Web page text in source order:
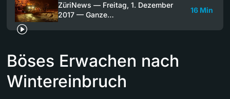
ZüriNews — Freitag, 1. Dezember
2017 — Ganze…
16 Min
Böses Erwachen nach
Wintereinbruch